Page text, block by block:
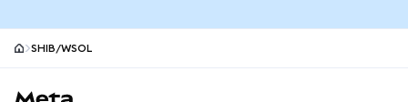
SHIB/WSOL